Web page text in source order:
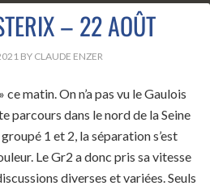
– 22 AOÛT
BY CLAUDE ENZER
matin. On n’a pas vu le Gaulois
parcours dans le nord de la Seine
1 et 2, la séparation s’est
Le Gr2 a donc pris sa vitesse
diverses et variées. Seuls